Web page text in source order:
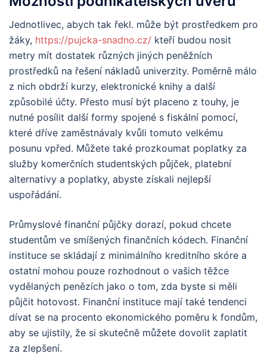
Jednotlivec, abych tak řekl. může být prostředkem pro
žáky, https://pujcka-snadno.cz/ kteří budou nosit
metry mít dostatek různých jiných peněžních
prostředků na řešení nákladů univerzity. Poměrně málo
z nich obdrží kurzy, elektronické knihy a další
způsobilé účty. Přesto musí být placeno z touhy, je
nutné posílit další formy spojené s fiskální pomocí,
které dříve zaměstnávaly kvůli tomuto velkému
posunu vpřed. Můžete také prozkoumat poplatky za
služby komerčních studentských půjček, platební
alternativy a poplatky, abyste získali nejlepší
uspořádání.
Průmyslové finanční půjčky dorazí, pokud chcete
studentům ve smíšených finančních kódech. Finanční
instituce se skládají z minimálního kreditního skóre a
ostatní mohou pouze rozhodnout o vašich těžce
vydělaných penězích jako o tom, zda byste si měli
půjčit hotovost. Finanční instituce mají také tendenci
dívat se na procento ekonomického poměru k fondům,
aby se ujistily, že si skutečně můžete dovolit zaplatit
za zlepšení.